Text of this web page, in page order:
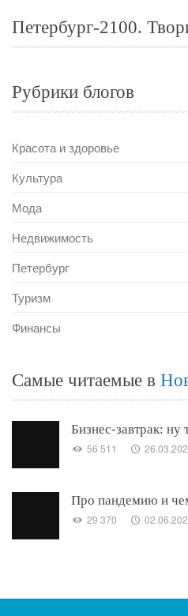
Петербург-2100.
Рубрики блогов
Красота и здоровье
Культура
Мода
Недвижимость
Петербург
Туризм
Финансы
Самые читаемые в
Бизнес-завтрак: ну
56 511
Про пандемию и
29 370